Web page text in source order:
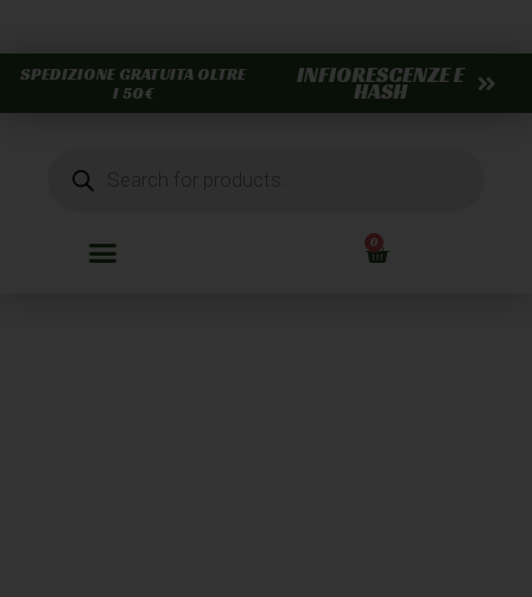
SPEDIZIONE GRATUITA OLTRE
I 50€
INFIORESCENZE E
HASH
0